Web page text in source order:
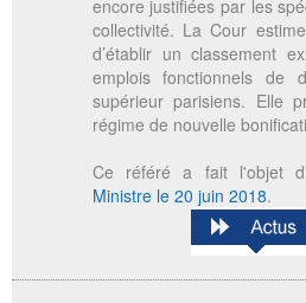
encore justifiées par les
collectivité. La Cour
d’établir un classement
emplois fonctionnels de
supérieur parisiens. Elle
régime de nouvelle
Ce référé a fait l'objet
Ministre le 20 juin 2018.